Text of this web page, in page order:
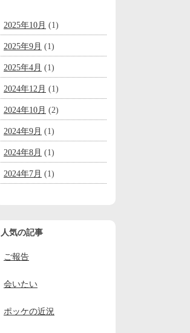
2025年10月 (1)
2025年9月 (1)
2025年4月 (1)
2024年12月 (1)
2024年10月 (2)
2024年9月 (1)
2024年8月 (1)
2024年7月 (1)
2024年4月
2024年3月
2024年2月
人気の記事
ご報告
会いたい
ポッケの近況